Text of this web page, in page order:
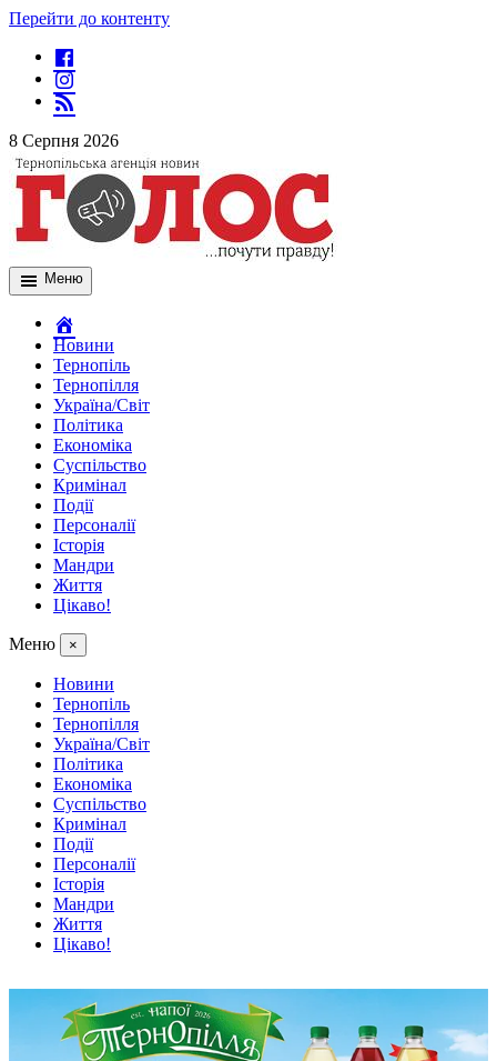
Перейти до контенту
8 Серпня 2026
Меню
Новини
Тернопіль
Тернопілля
Україна/Світ
Політика
Економіка
Суспільство
Кримінал
Події
Персоналії
Історія
Мандри
Життя
Цікаво!
Меню ×
Новини
Тернопіль
Тернопілля
Україна/Світ
Політика
Економіка
Суспільство
Кримінал
Події
Персоналії
Історія
Мандри
Життя
Цікаво!